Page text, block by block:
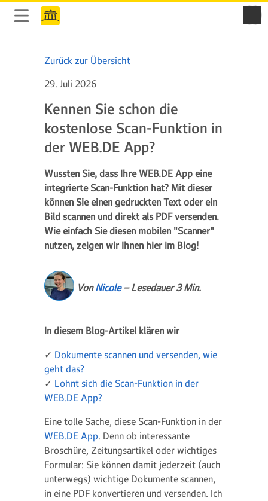
Zurück zur Übersicht
29. Juli 2026
Kennen Sie schon die
kostenlose Scan-Funktion in
der WEB.DE App?
Wussten Sie, dass Ihre WEB.DE App eine
integrierte Scan-Funktion hat? Mit dieser
können Sie einen gedruckten Text oder ein
Bild scannen und direkt als PDF versenden.
Wie einfach Sie diesen mobilen "Scanner"
nutzen, zeigen wir Ihnen hier im Blog!
VonNicole – Lesedauer 3 Min.
In diesem Blog-Artikel klären wir
✓ Dokumente scannen und versenden, wie
geht das?
✓ Lohnt sich die Scan-Funktion in der
WEB.DE App?
Eine tolle Sache, diese Scan-Funktion in der
WEB.DE App. Denn ob interessante
Broschüre, Zeitungsartikel oder wichtiges
Formular: Sie können damit jederzeit (auch
unterwegs) wichtige Dokumente scannen,
in eine PDF konvertieren und versenden. Ich